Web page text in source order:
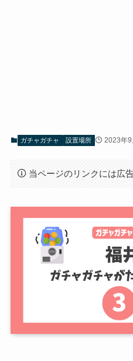
ガチャガチャ 設置場所 2023年9
当ページのリンクには広